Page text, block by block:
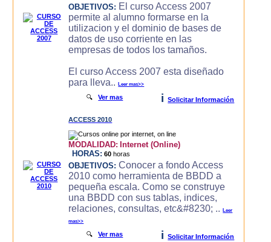
OBJETIVOS: El curso Access 2007
permite al alumno formarse en la
utilizacion y el dominio de bases de
datos de uso corriente en las
empresas de todos los tamaños.
El curso Access 2007 esta diseñado
para lleva..Leer mas>>
🔍Ver mas i Solicitar Información
ACCESS 2010
MODALIDAD: Internet (Online)
HORAS: 60 horas
OBJETIVOS: Conocer a fondo Access
2010 como herramienta de BBDD a
pequeña escala. Como se construye
una BBDD con sus tablas, indices,
relaciones, consultas, etc&#8230; ..Leer
mas>>
🔍Ver mas i Solicitar Información